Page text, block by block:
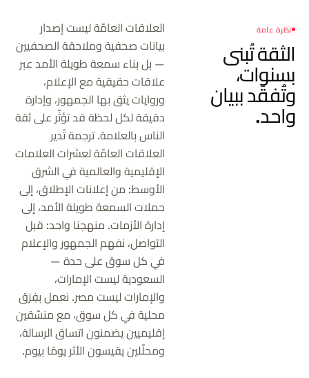
نظرة عامة
الثقة تُبنى
بسنوات،
وتُفقَد ببيان
واحد.
العلاقات العامّة ليست إصدار
بيانات صحفية وملاحقة الصحفيين
— بل بناء سمعة طويلة الأمد عبر
علاقات حقيقية مع الإعلام،
وروايات يثق بها الجمهور، وإدارة
دقيقة لكل لحظة قد تؤثّر على ثقة
الناس بالعلامة. ترجمة تُدير
العلاقات العامّة لعشرات العلامات
الإقليمية والعالمية في الشرق
الأوسط: من إعلانات الإطلاق، إلى
حملات السمعة طويلة الأمد، إلى
إدارة الأزمات. منهجنا واحد: قبل
التواصل، نفهم الجمهور والإعلام
في كل سوق على حدة —
السعودية ليست الإمارات،
والإمارات ليست مصر. نعمل بفِرَق
محلية في كل سوق، مع منسّقين
إقليميين يضمنون اتساق الرسالة،
ومحلّلين يقيسون الأثر يومًا بيوم.